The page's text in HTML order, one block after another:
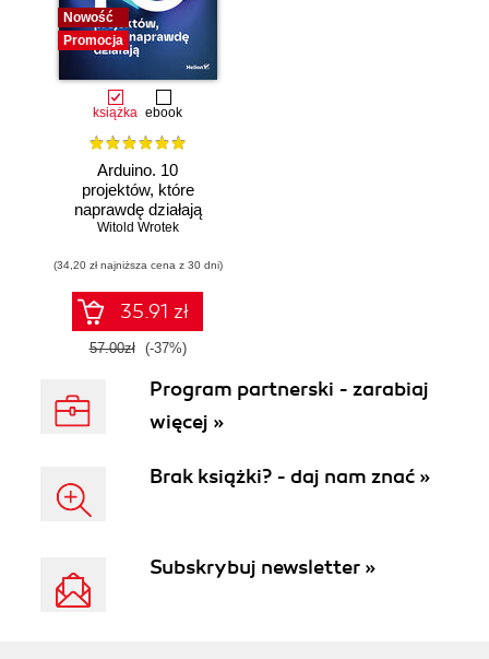
Nowość
Promocja
książka ebook
Arduino. 10
projektów, które
naprawdę działają
Witold Wrotek
(34,20 zł najniższa cena z 30 dni)
35.91 zł
57.00zł (-37%)
Program partnerski - zarabiaj
więcej »
Brak książki? - daj nam znać »
Subskrybuj newsletter »